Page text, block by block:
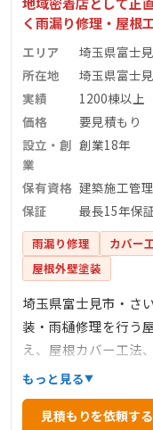
く雨漏り修理・屋根
エリア
埼玉県富士
所在地
埼玉県富士
実績
1200棟以上
価格
要見積もり
設立・創
業
創業18年
保有資格 建築施工管
保証
最長15年保
雨漏り修理 カバー
屋根外壁塗装
埼玉県富士見市・さ
装・雨樋修理を行う
え、屋根カバー工法
水工事なども承って
工実績があり、建築
工いたします。自社
もっと見る
見積もりを依頼する